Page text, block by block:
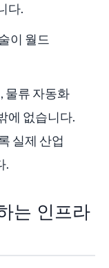
다.
이 월드
물류 자동화
에 없습니다.
실제 산업
.
는 인프라